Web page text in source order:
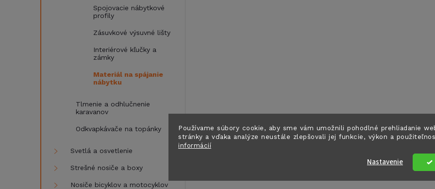
Používame súbory cookie, aby sme vám umožnili pohodlné prehliadanie
stránky a vďaka analýze neustále zlepšovali jej funkcie, výkon a
informácií
Nastavenie
Spojovacie nábytkové
profily
Zásuvkové výsuvné lišty
Interiérové ​​kľučky a
zámky
Materiál na spájanie
nábytku
Tlmenie a odhlučnenie
karavanov
Odkvapkávače na topánky
Svetlá a osvetlenie
Strešné nosiče a boxy
Nosiče bicyklov a motocyklov